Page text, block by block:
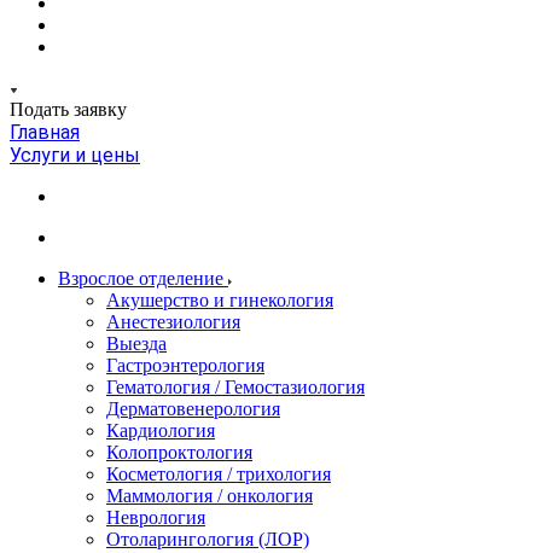
Подать заявку
Главная
Услуги и цены
Взрослое отделение
Акушерство и гинекология
Анестезиология
Выезда
Гастроэнтерология
Гематология / Гемостазиология
Дерматовенерология
Кардиология
Колопроктология
Косметология / трихология
Маммология / онкология
Неврология
Отоларингология (ЛОР)